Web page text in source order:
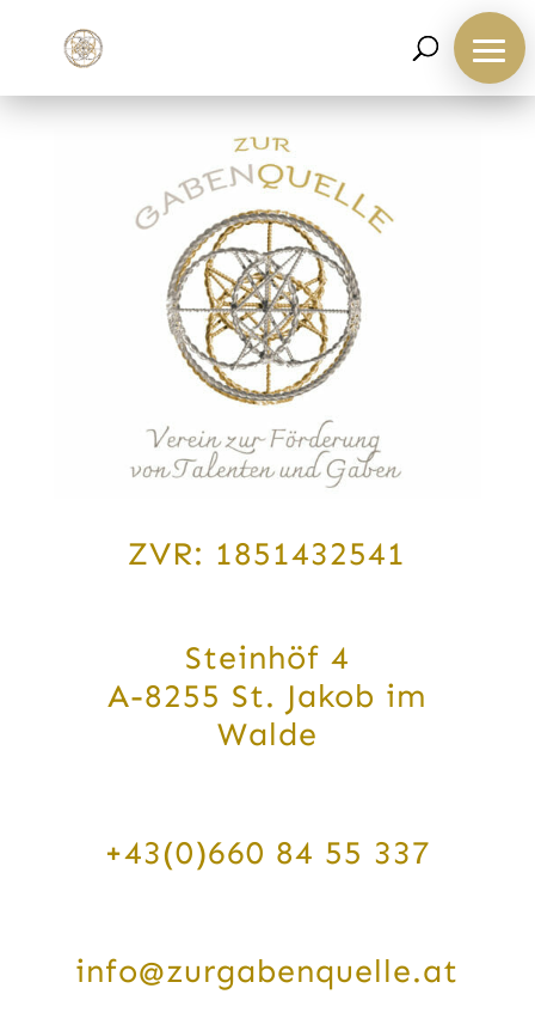
ZVR: 1851432541
Steinhöf 4
A-8255 St. Jakob im
Walde
+43(0)660 84 55 337
info@zurgabenquelle.at